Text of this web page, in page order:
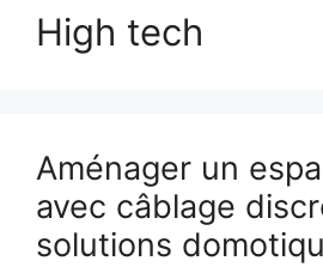
High tech
Aménager un
avec câblage
solutions